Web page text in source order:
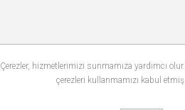
Çerezler, hizmetlerimizi sunmamıza yardımcı
çerezleri kullanmamızı kabul